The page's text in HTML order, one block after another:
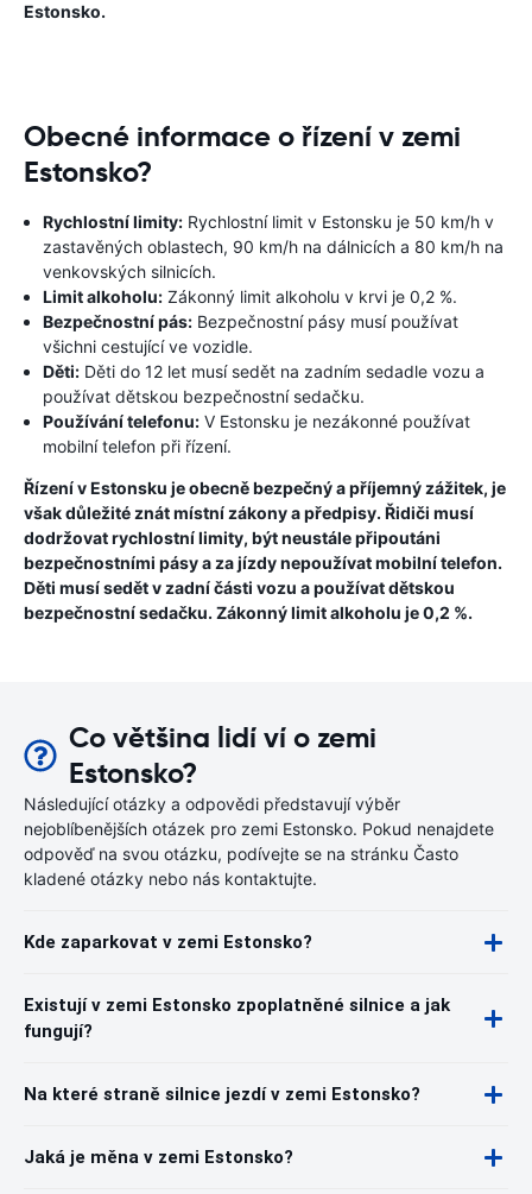
Estonsko.
Obecné informace o řízení v zemi
Estonsko?
Rychlostní limity: Rychlostní limit v Estonsku je 50 km/h v
zastavěných oblastech, 90 km/h na dálnicích a 80 km/h na
venkovských silnicích.
Limit alkoholu: Zákonný limit alkoholu v krvi je 0,2 %.
Bezpečnostní pás: Bezpečnostní pásy musí používat
všichni cestující ve vozidle.
Děti: Děti do 12 let musí sedět na zadním sedadle vozu a
používat dětskou bezpečnostní sedačku.
Používání telefonu: V Estonsku je nezákonné používat
mobilní telefon při řízení.
Řízení v Estonsku je obecně bezpečný a příjemný zážitek, je
však důležité znát místní zákony a předpisy. Řidiči musí
dodržovat rychlostní limity, být neustále připoutáni
bezpečnostními pásy a za jízdy nepoužívat mobilní telefon.
Děti musí sedět v zadní části vozu a používat dětskou
bezpečnostní sedačku. Zákonný limit alkoholu je 0,2 %.
Co většina lidí ví o zemi
Estonsko?
Následující otázky a odpovědi představují výběr
nejoblíbenějších otázek pro zemi Estonsko. Pokud nenajdete
odpověď na svou otázku, podívejte se na stránku Často
kladené otázky nebo nás kontaktujte.
Kde zaparkovat v zemi Estonsko?
Existují v zemi Estonsko zpoplatněné silnice a jak
fungují?
Na které straně silnice jezdí v zemi Estonsko?
Jaká je měna v zemi Estonsko?